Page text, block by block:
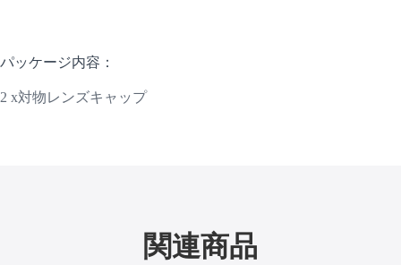
パッケージ内容：
2 x対物レンズキャップ
関連商品